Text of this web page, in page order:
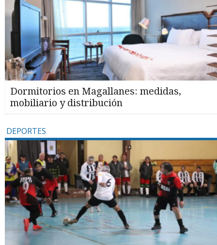
Dormitorios en Magallanes: medidas,
mobiliario y distribución
DEPORTES